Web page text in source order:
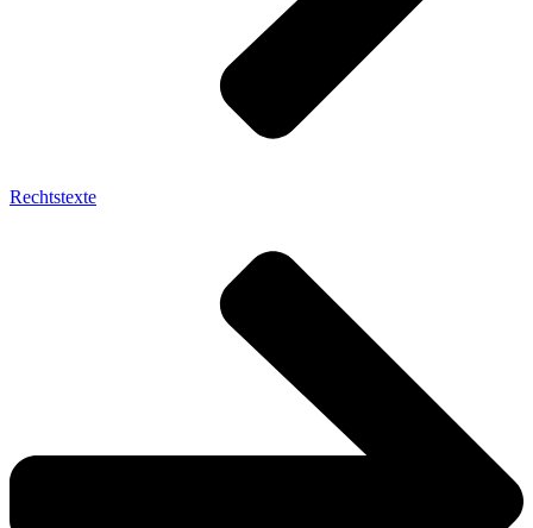
Rechtstexte